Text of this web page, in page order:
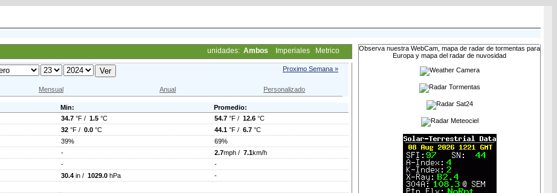
unidades: Ambos Imperiales Metrico
Proximo Semana »
Mensual Anual Personalizado
Min:
Promedio:
34.7 °F / 1.5 °C 54.7 °F / 12.6 °C
32 °F / 0.0 °C 44.1 °F / 6.7 °C
39%
69%
- 2.7mph / 7.1km/h
-
-
30.4 in / 1029.0 hPa
-
Observa nuestra WebCam, mapa de radar de tormentas para
Europa y mapa del radar de nuvosidad